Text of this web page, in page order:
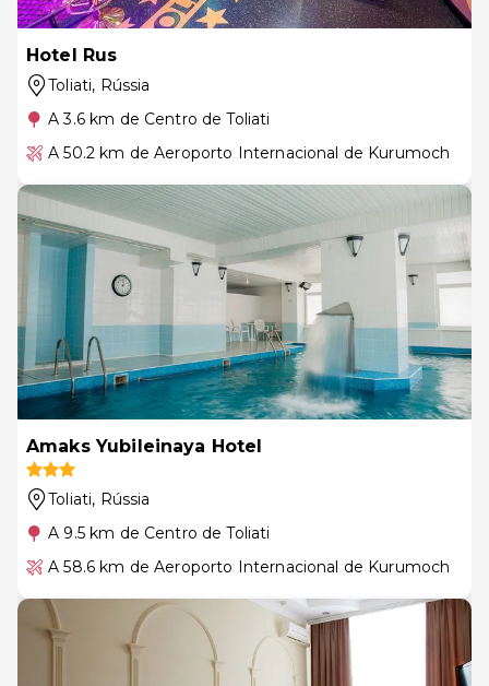
Hotel Rus
Toliati, Rússia
A 3.6 km de Centro de Toliati
A 50.2 km de Aeroporto Internacional de Kurumoch
Amaks Yubileinaya Hotel
Toliati, Rússia
A 9.5 km de Centro de Toliati
A 58.6 km de Aeroporto Internacional de Kurumoch